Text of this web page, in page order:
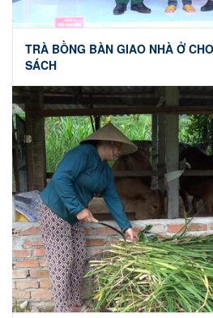
TRÀ BỒNG BÀN GIAO NHÀ Ở
SÁCH